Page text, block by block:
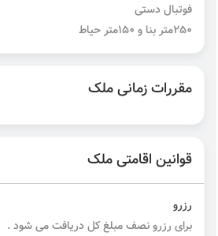
فوتبال دستی
۲۵۰متر بنا و ۱۵۰متر حیاط
مقررات زمانی ملک
قوانین اقامتی ملک
رزرو
برای رزرو نصف مبلغ کل دریافت می شود .